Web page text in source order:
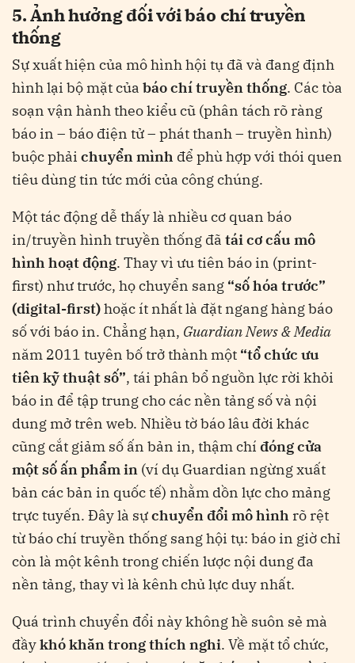
5. Ảnh hưởng đối với báo chí truyền
thống
Sự xuất hiện của mô hình hội tụ đã và đang định
hình lại bộ mặt của báo chí truyền thống. Các tòa
soạn vận hành theo kiểu cũ (phân tách rõ ràng
báo in – báo điện tử – phát thanh – truyền hình)
buộc phải chuyển mình để phù hợp với thói quen
tiêu dùng tin tức mới của công chúng.
Một tác động dễ thấy là nhiều cơ quan báo
in/truyền hình truyền thống đã tái cơ cấu mô
hình hoạt động. Thay vì ưu tiên báo in (print-
first) như trước, họ chuyển sang “số hóa trước”
(digital-first)hoặc ít nhất là đặt ngang hàng báo
số với báo in. Chẳng hạn, Guardian News & Media
năm 2011 tuyên bố trở thành một “tổ chức ưu
tiên kỹ thuật số”, tái phân bổ nguồn lực rời khỏi
báo in để tập trung cho các nền tảng số và nội
dung mở trên web​. Nhiều tờ báo lâu đời khác
cũng cắt giảm số ấn bản in, thậm chí đóng cửa
một số ấn phẩm in (ví dụ Guardian ngừng xuất
bản các bản in quốc tế) nhằm dồn lực cho mảng
trực tuyến​. Đây là sựchuyển đổi mô hình rõ rệt
từ báo chí truyền thống sang hội tụ: báo in giờ chỉ
còn là một kênh trong chiến lược nội dung đa
nền tảng, thay vì là kênh chủ lực duy nhất.
Quá trình chuyển đổi này không hề suôn sẻ mà
đầykhó khăn trong thích nghi. Về mặt tổ chức,